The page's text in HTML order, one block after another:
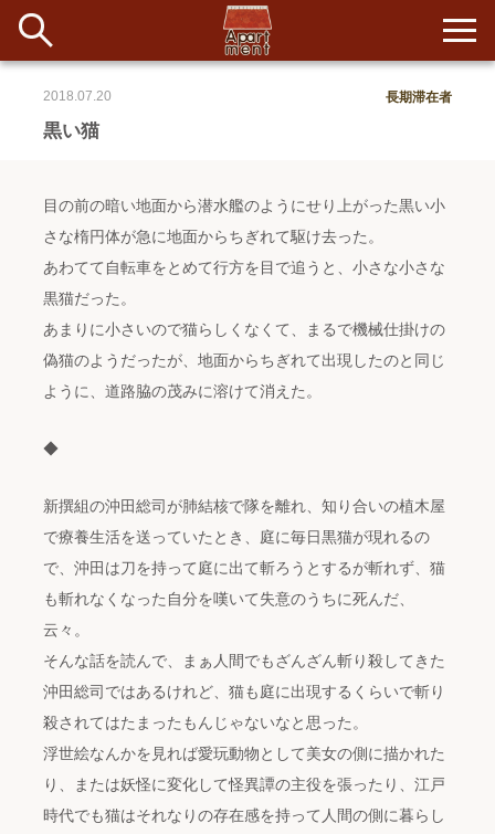
#アイデア #イベント #インド #エッセイ #ボツ
#マルシェ
#日記 #留学
イベント&ショップ
長期滞在者&more
寄付について
配信
入居者一覧
黒い猫
2018.07.20 長期滞在者
目の前の暗い地面から潜水艦のようにせり上がった黒い小
さな楕円体が急に地面からちぎれて駆け去った。
あわてて自転車をとめて行方を目で追うと、小さな小さな
黒猫だった。
あまりに小さいので猫らしくなくて、まるで機械仕掛けの
偽猫のようだったが、地面からちぎれて出現したのと同じ
ように、道路脇の茂みに溶けて消えた。
◆
新撰組の沖田総司が肺結核で隊を離れ、知り合いの植木屋
で療養生活を送っていたとき、庭に毎日黒猫が現れるの
で、沖田は刀を持って庭に出て斬ろうとするが斬れず、猫
も斬れなくなった自分を嘆いて失意のうちに死んだ、
云々。
そんな話を読んで、まぁ人間でもざんざん斬り殺してきた
沖田総司ではあるけれど、猫も庭に出現するくらいで斬り
殺されてはたまったもんじゃないなと思った。
浮世絵なんかを見れば愛玩動物として美女の側に描かれた
り、または妖怪に変化して怪異譚の主役を張ったり、江戸
時代でも猫はそれなりの存在感を持って人間の側に暮らし